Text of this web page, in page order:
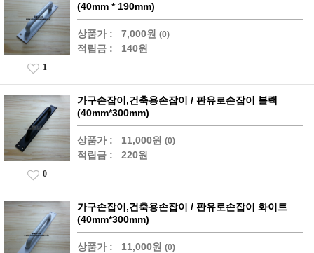
(40mm * 190mm)
상품가 : 7,000원 (0)
적립금 : 140원
1
가구손잡이,건축용손잡이 / 판유로손잡이 블랙
(40mm*300mm)
상품가 : 11,000원 (0)
적립금 : 220원
0
가구손잡이,건축용손잡이 / 판유로손잡이 화이트
(40mm*300mm)
상품가 : 11,000원 (0)